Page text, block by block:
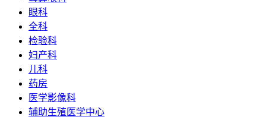
眼科
全科
检验科
妇产科
儿科
药房
医学影像科
辅助生殖医学中心